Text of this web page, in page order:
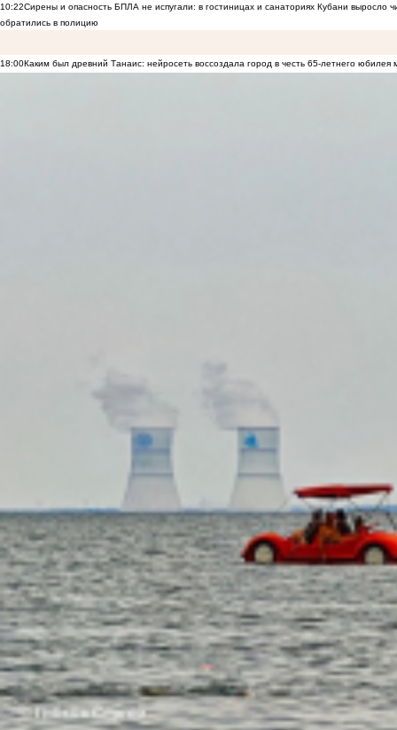
10:22Сирены и опасность БПЛА не испугали: в гостиницах и санаториях Кубани выросло
обратились в полицию
18:00Каким был древний Танаис: нейросеть воссоздала город в честь 65-летнего юбилея